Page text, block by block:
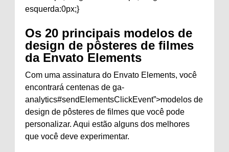
esquerda:0px;}
Os 20 principais modelos de
design de pôsteres de filmes
da Envato Elements
Com uma assinatura do Envato Elements, você
encontrará centenas de ga-
analytics#sendElementsClickEvent”>modelos de
design de pôsteres de filmes que você pode
personalizar. Aqui estão alguns dos melhores
que você deve experimentar.